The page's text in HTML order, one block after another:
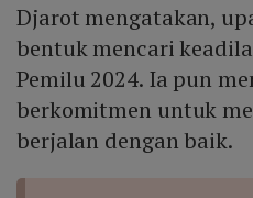
Djarot mengatakan,
bentuk mencari
Pemilu 2024. Ia pun
berkomitmen untuk
berjalan dengan baik.